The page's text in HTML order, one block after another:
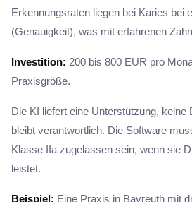
Erkennungsraten liegen bei Karies bei
(Genauigkeit), was mit erfahrenen
Investition: 200 bis 800 EUR pro
Praxisgröße.
Die KI liefert eine Unterstützung, keine
bleibt verantwortlich. Die Software
Klasse IIa zugelassen sein, wenn sie
leistet.
Beispiel: Eine Praxis in Bayreuth mit